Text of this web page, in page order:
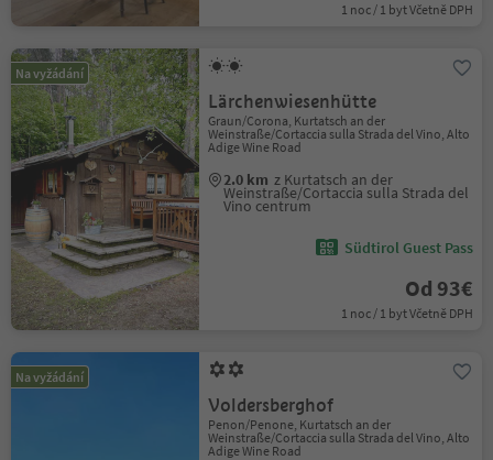
1 noc / 1 byt Včetně DPH
Na vyžádání
Lärchenwiesenhütte
Graun/Corona, Kurtatsch an der
Weinstraße/Cortaccia sulla Strada del Vino, Alto
Adige Wine Road
2.0 km z Kurtatsch an der
Weinstraße/Cortaccia sulla Strada del
Vino centrum
Südtirol Guest Pass
Od 93€
1 noc / 1 byt Včetně DPH
Na vyžádání
Voldersberghof
Penon/Penone, Kurtatsch an der
Weinstraße/Cortaccia sulla Strada del Vino, Alto
Adige Wine Road